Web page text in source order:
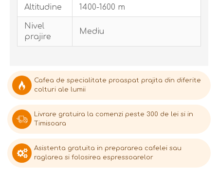
Cafea de specialitate proaspat prajita din diferite
colturi ale lumii
Livrare gratuira la comenzi peste 300 de lei si in
Timisoara
Asistenta gratuita in prepararea cafelei sau
raglarea si folosirea espressoarelor
Altitudine 1400-1600 m
Nivel
prajire
Mediu